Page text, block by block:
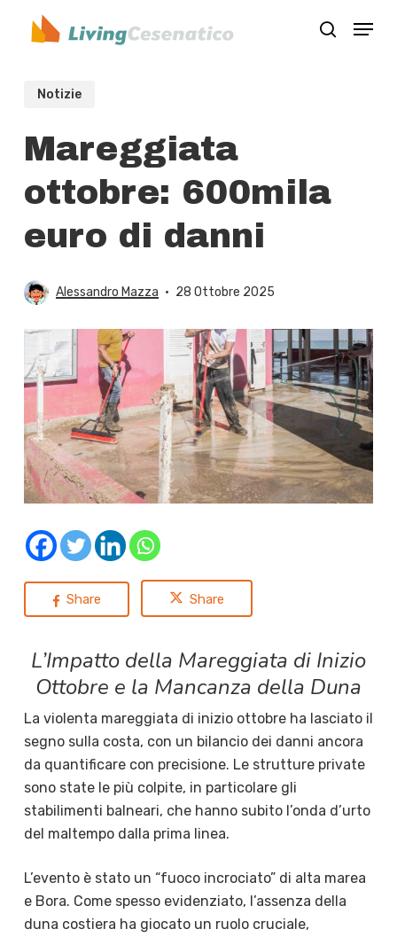
search
Menu
Notizie
Mareggiata
ottobre: 600mila
euro di danni
Alessandro Mazza 28 Ottobre 2025
Share Share
L’Impatto della Mareggiata di Inizio
Ottobre e la Mancanza della Duna
La violenta mareggiata di inizio ottobre ha lasciato il
segno sulla costa, con un bilancio dei danni ancora
da quantificare con precisione. Le strutture private
sono state le più colpite, in particolare gli
stabilimenti balneari, che hanno subito l’onda d’urto
del maltempo dalla prima linea.
L’evento è stato un “fuoco incrociato” di alta marea
e Bora. Come spesso evidenziato, l’assenza della
duna costiera ha giocato un ruolo cruciale,